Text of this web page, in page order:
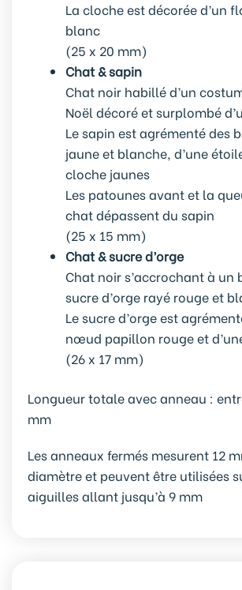
La cloche est décorée d’un
blanc
(25 x 20 mm)
Chat & sapin
Chat noir habillé d’un
Noël décoré et surplombé
Le sapin est agrémenté des
jaune et blanche, d’une
cloche jaunes
Les patounes avant et la
chat dépassent du sapin
(25 x 15 mm)
Chat & sucre d’orge
Chat noir s’accrochant à un
sucre d’orge rayé rouge et
Le sucre d’orge est
nœud papillon rouge et
(26 x 17 mm)
Longueur totale avec anneau :
mm
Les anneaux fermés mesurent 12
diamètre et peuvent être utilisées
aiguilles allant jusqu’à 9 mm